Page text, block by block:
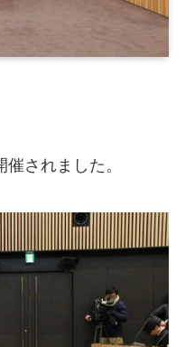
されました。